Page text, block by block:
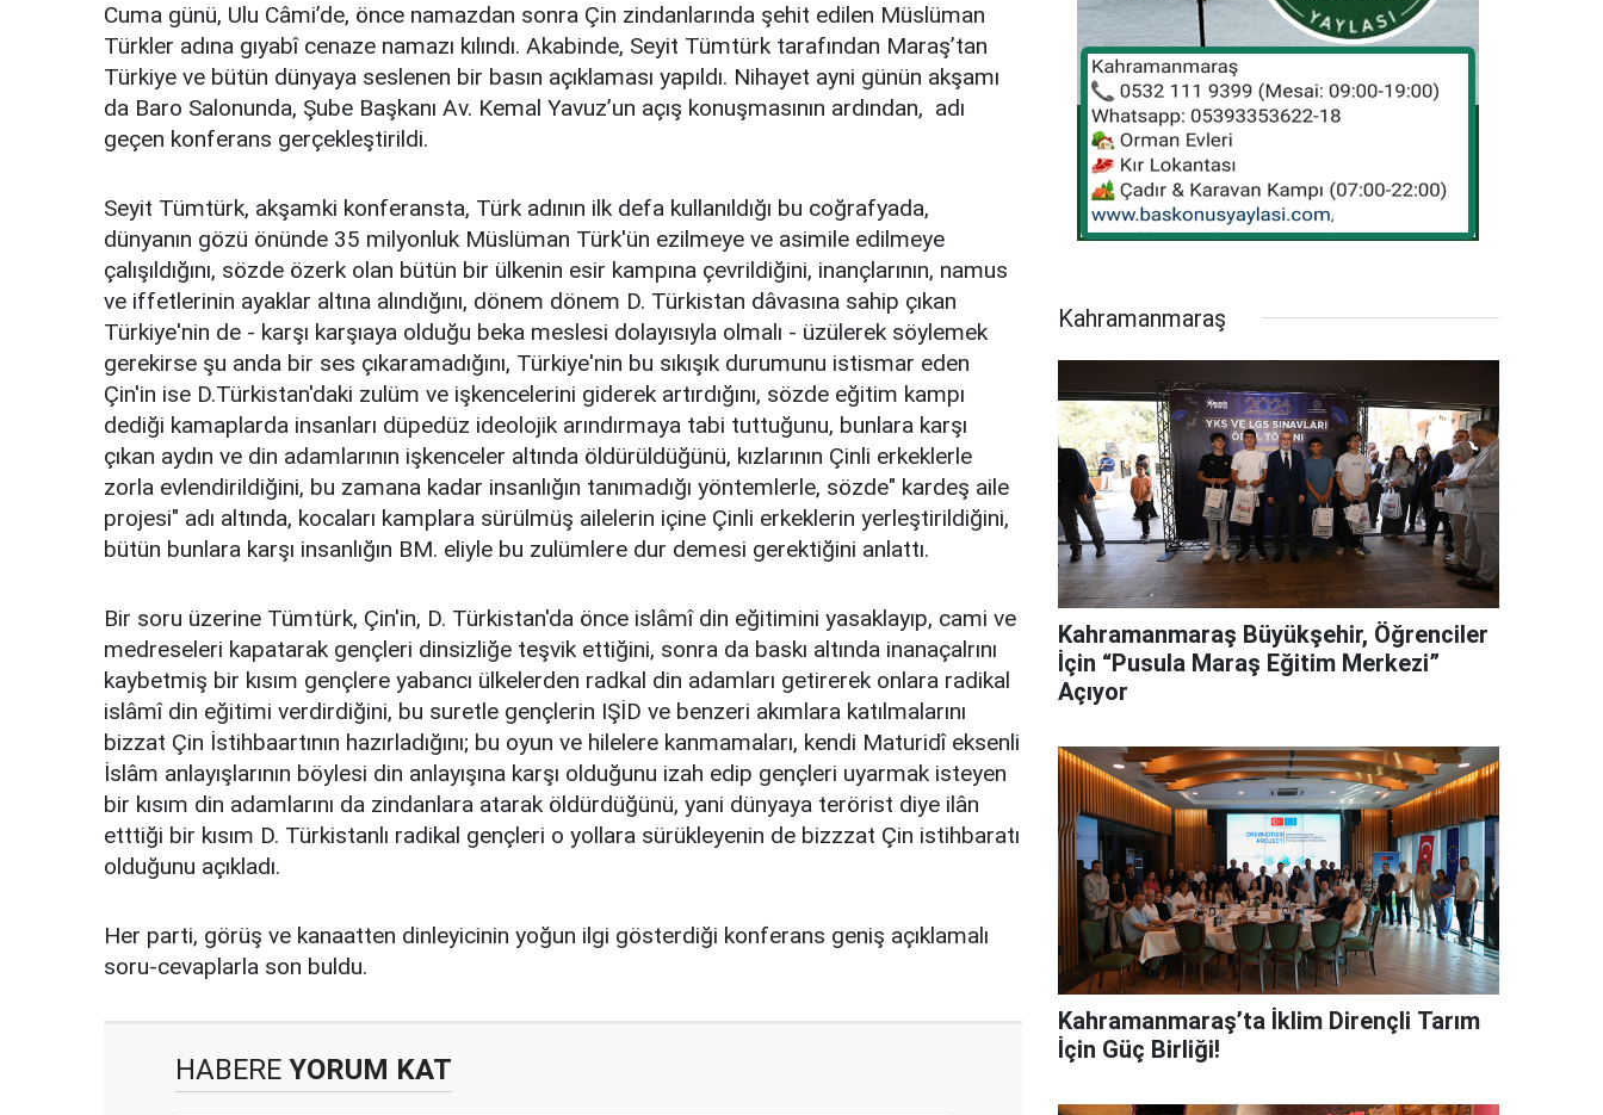
Cuma günü, Ulu Câmi’de, önce namazdan sonra Çin zindanlarında şehit edilen Müslüman
Türkler adına gıyabî cenaze namazı kılındı. Akabinde, Seyit Tümtürk tarafından Maraş’tan
Türkiye ve bütün dünyaya seslenen bir basın açıklaması yapıldı. Nihayet ayni günün akşamı
da Baro Salonunda, Şube Başkanı Av. Kemal Yavuz’un açış konuşmasının ardından, adı
geçen konferans gerçekleştirildi.
Seyit Tümtürk, akşamki konferansta, Türk adının ilk defa kullanıldığı bu coğrafyada,
dünyanın gözü önünde 35 milyonluk Müslüman Türk'ün ezilmeye ve asimile edilmeye
çalışıldığını, sözde özerk olan bütün bir ülkenin esir kampına çevrildiğini, inançlarının, namus
ve iffetlerinin ayaklar altına alındığını, dönem dönem D. Türkistan dâvasına sahip çıkan
Türkiye'nin de - karşı karşıaya olduğu beka meslesi dolayısıyla olmalı - üzülerek söylemek
gerekirse şu anda bir ses çıkaramadığını, Türkiye'nin bu sıkışık durumunu istismar eden
Çin'in ise D.Türkistan'daki zulüm ve işkencelerini giderek artırdığını, sözde eğitim kampı
dediği kamaplarda insanları düpedüz ideolojik arındırmaya tabi tuttuğunu, bunlara karşı
çıkan aydın ve din adamlarının işkenceler altında öldürüldüğünü, kızlarının Çinli erkeklerle
zorla evlendirildiğini, bu zamana kadar insanlığın tanımadığı yöntemlerle, sözde" kardeş aile
projesi" adı altında, kocaları kamplara sürülmüş ailelerin içine Çinli erkeklerin yerleştirildiğini,
bütün bunlara karşı insanlığın BM. eliyle bu zulümlere dur demesi gerektiğini anlattı.
Bir soru üzerine Tümtürk, Çin'in, D. Türkistan'da önce islâmî din eğitimini yasaklayıp, cami ve
medreseleri kapatarak gençleri dinsizliğe teşvik ettiğini, sonra da baskı altında inanaçalrını
kaybetmiş bir kısım gençlere yabancı ülkelerden radkal din adamları getirerek onlara radikal
islâmî din eğitimi verdirdiğini, bu suretle gençlerin IŞİD ve benzeri akımlara katılmalarını
bizzat Çin İstihbaartının hazırladığını; bu oyun ve hilelere kanmamaları, kendi Maturidî eksenli
İslâm anlayışlarının böylesi din anlayışına karşı olduğunu izah edip gençleri uyarmak isteyen
bir kısım din adamlarını da zindanlara atarak öldürdüğünü, yani dünyaya terörist diye ilân
etttiği bir kısım D. Türkistanlı radikal gençleri o yollara sürükleyenin de bizzzat Çin istihbaratı
olduğunu açıkladı.
Her parti, görüş ve kanaatten dinleyicinin yoğun ilgi gösterdiği konferans geniş açıklamalı
soru-cevaplarla son buldu.
HABERE YORUM KAT
Kahramanmaraş
Kahramanmaraş Büyükşehir, Öğrenciler
İçin “Pusula Maraş Eğitim Merkezi”
Açıyor
Kahramanmaraş’ta İklim Dirençli Tarım
İçin Güç Birliği!